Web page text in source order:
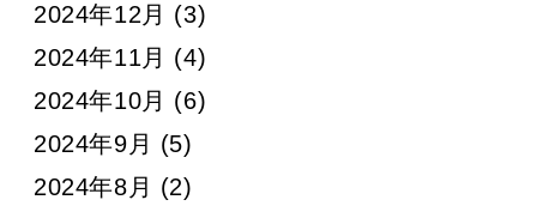
2024年12月 (3)
2024年11月 (4)
2024年10月 (6)
2024年9月 (5)
2024年8月 (2)